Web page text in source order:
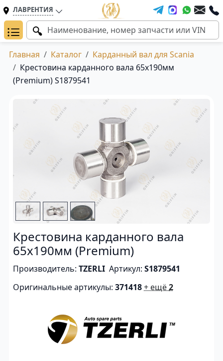
ЛАВРЕНТИЯ
Главная Каталог
Карданный вал для Scania
Крестовина карданного вала 65x190мм
(Premium) S1879541
Крестовина карданного вала
65x190мм (Premium)
Производитель: TZERLI Артикул: S1879541
Оригинальные артикулы: 371418+ ещё2